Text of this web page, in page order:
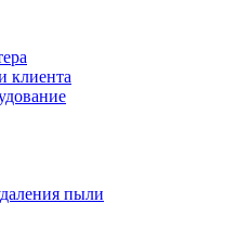
клиента
пыли